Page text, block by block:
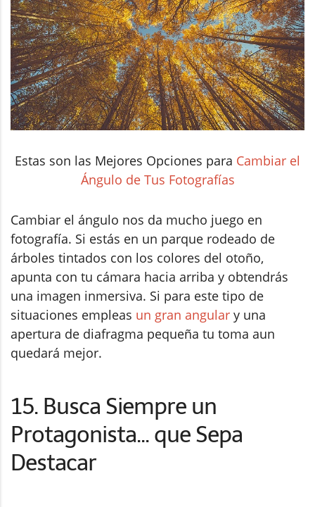
Estas son las Mejores Opciones paraCambiar el
Ángulo de Tus Fotografías
Cambiar el ángulo nos da mucho juego en
árboles tintados con los colores del otoño,
apunta con tu cámara hacia arriba y obtendrás
situaciones empleasun gran angulary una
apertura de diafragma pequeña tu toma aun
quedará mejor.
15. Busca Siempre un
Protagonista... que Sepa
Destacar